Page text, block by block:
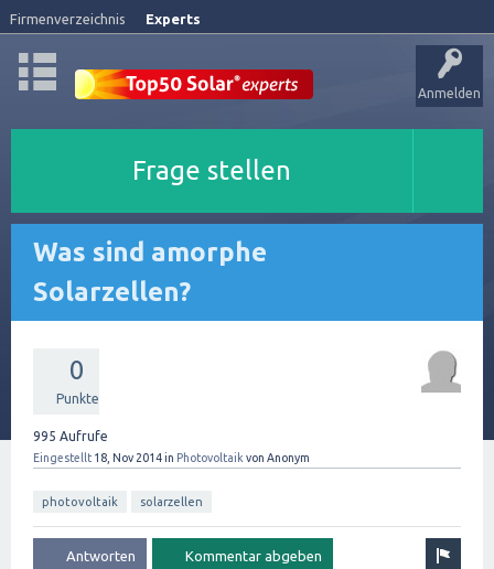
Firmenverzeichnis Experts
Anmelden
Frage stellen
Was sind amorphe
Solarzellen?
0
Punkte
995 Aufrufe
Eingestellt 18, Nov 2014in Photovoltaik von Anonym
photovoltaik solarzellen